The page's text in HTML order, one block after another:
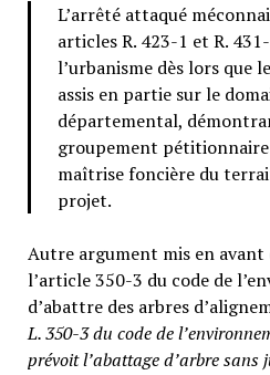
L’arrêté attaqué
articles R. 423-1 et R.
l’urbanisme dès lors que
assis en partie sur le
départemental,
groupement pétitionnaire
maîtrise foncière du
projet.
Autre argument mis en avant
l’article 350-3 du code de
d’abattre des arbres
L. 350-3 du code de
prévoit l’abattage d’arbre sans